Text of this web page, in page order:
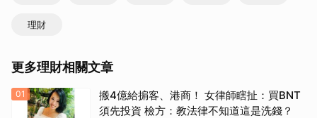
理財
更多理財相關文章
01
搬4億給掮客、港商！ 女律師瞎扯：買BNT
須先投資 檢方：教法律不知道這是洗錢？